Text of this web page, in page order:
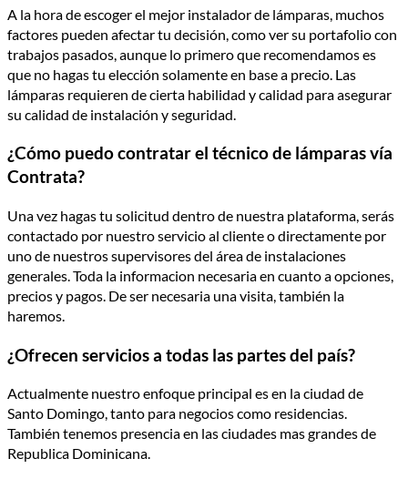
A la hora de escoger el mejor instalador de lámparas, muchos
factores pueden afectar tu decisión, como ver su portafolio con
trabajos pasados, aunque lo primero que recomendamos es
que no hagas tu elección solamente en base a precio. Las
lámparas requieren de cierta habilidad y calidad para asegurar
su calidad de instalación y seguridad.
¿Cómo puedo contratar el técnico de lámparas vía
Contrata?
Una vez hagas tu solicitud dentro de nuestra plataforma, serás
contactado por nuestro servicio al cliente o directamente por
uno de nuestros supervisores del área de instalaciones
generales. Toda la informacion necesaria en cuanto a opciones,
precios y pagos. De ser necesaria una visita, también la
haremos.
¿Ofrecen servicios a todas las partes del país?
Actualmente nuestro enfoque principal es en la ciudad de
Santo Domingo, tanto para negocios como residencias.
También tenemos presencia en las ciudades mas grandes de
Republica Dominicana.